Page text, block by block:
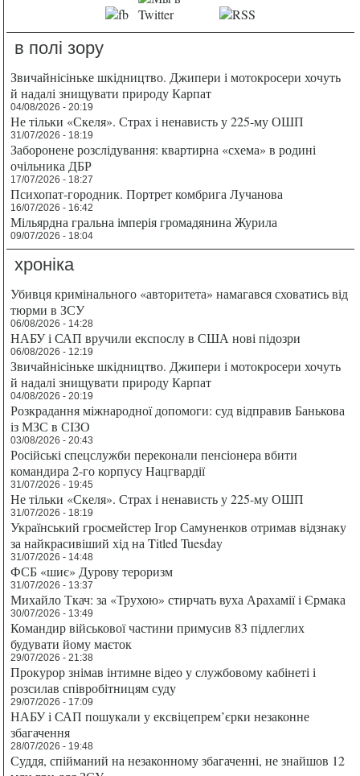
в полі зору
Звичайнісіньке шкідництво. Джипери і мотокросери хочуть
й надалі знищувати природу Карпат
04/08/2026 - 20:19
Не тільки «Скеля». Страх і ненависть у 225-му ОШП
31/07/2026 - 18:19
Заборонене розслідування: квартирна «схема» в родині
очільника ДБР
17/07/2026 - 18:27
Психопат-городник. Портрет комбрига Лучанова
16/07/2026 - 16:42
Мільярдна гральна імперія громадянина Журила
09/07/2026 - 18:04
хроніка
Убивця кримінального «авторитета» намагався сховатись від
тюрми в ЗСУ
06/08/2026 - 14:28
НАБУ і САП вручили експослу в США нові підозри
06/08/2026 - 12:19
Звичайнісіньке шкідництво. Джипери і мотокросери хочуть
й надалі знищувати природу Карпат
04/08/2026 - 20:19
Розкрадання міжнародної допомоги: суд відправив Банькова
із МЗС в СІЗО
03/08/2026 - 20:43
Російські спецслужби переконали пенсіонера вбити
командира 2-го корпусу Нацгвардії
31/07/2026 - 19:45
Не тільки «Скеля». Страх і ненависть у 225-му ОШП
31/07/2026 - 18:19
Український гросмейстер Ігор Самуненков отримав відзнаку
за найкрасивіший хід на Titled Tuesday
31/07/2026 - 14:48
ФСБ «шиє» Дурову тероризм
31/07/2026 - 13:37
Михайло Ткач: за «Трухою» стирчать вуха Арахамії і Єрмака
30/07/2026 - 13:49
Командир військової частини примусив 83 підлеглих
будувати йому маєток
29/07/2026 - 21:38
Прокурор знімав інтимне відео у службовому кабінеті і
розсилав співробітницям суду
29/07/2026 - 17:09
НАБУ і САП пошукали у ексвіцепрем’єрки незаконне
збагачення
28/07/2026 - 19:48
Суддя, спійманий на незаконному збагаченні, не знайшов 12